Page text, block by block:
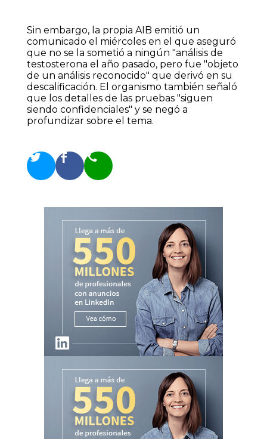
Sin embargo, la propia AIB emitió un
comunicado el miércoles en el que aseguró
que no se la sometió a ningún "análisis de
testosterona el año pasado, pero fue "objeto
de un análisis reconocido" que derivó en su
descalificación. El organismo también señaló
que los detalles de las pruebas "siguen
siendo confidenciales" y se negó a
profundizar sobre el tema.